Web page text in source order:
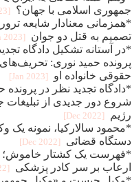
جمهوری اسلامی با جهان؟
[2023 Jan]
*همزمانی معنادار شایعه
تصمیم به قتل دو جوان
[2023 Jan]
*در آستانه تشکیل دادگاه
پرونده حمید نوری:
حقوقی خانواده او
[2023 Jan]
*دادگاه تجدید نظر در پرونده
شروع دور جدیدی از تبلیغات
رژیم
[2022 Dec]
*محمود سالارکیا، نمونه
دستگاه قضائی
[2022 Dec]
*فهرست یک کشتار خاموش؛
ارعاب بر سر کادر پزشکی
[2022 Dec]